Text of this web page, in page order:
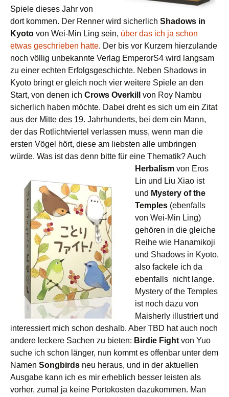
Spiele dieses Jahr von
dort kommen. Der Renner wird sicherlich Shadows in
Kyoto von Wei-Min Ling sein, über das ich ja schon
etwas geschrieben hatte. Der bis vor Kurzem hierzulande
noch völlig unbekannte Verlag EmperorS4 wird langsam
zu einer echten Erfolgsgeschichte. Neben Shadows in
Kyoto bringt er gleich noch vier weitere Spiele an den
Start, von denen ich Crows Overkill
von Roy Nambu
sicherlich haben möchte. Dabei dreht es sich um ein Zitat
aus der Mitte des 19. Jahrhunderts, bei dem ein Mann,
der das Rotlichtviertel verlassen muss, wenn man die
ersten Vögel hört, diese am liebsten alle umbringen
würde. Was ist das denn bitte für eine Thematik? Auch
Herbalism von Eros
Lin und Liu Xiao ist
und Mystery of the
Temples (ebenfalls
von Wei-Min Ling)
gehören in die gleiche
Reihe wie Hanamikoji
und Shadows in Kyoto,
also fackele ich da
ebenfalls nicht lange.
Mystery of the Temples
ist noch dazu von
Maisherly illustriert und
interessiert mich schon deshalb. Aber TBD hat auch noch
andere leckere Sachen zu bieten: Birdie Fightvon Yuo
suche ich schon länger, nun kommt es offenbar unter dem
Namen Songbirds neu heraus, und in der aktuellen
Ausgabe kann ich es mir erheblich besser leisten als
vorher, zumal ja keine Portokosten dazukommen. Man